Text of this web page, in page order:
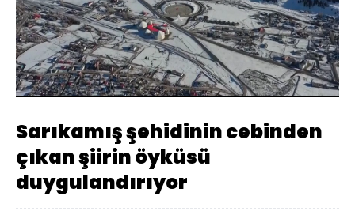
Sesi
Aç
480
Yüklendi:
22.92%
Oynatma
Hızı
Sarıkamış şehidinin cebinden
çıkan şiirin öyküsü
duygulandırıyor